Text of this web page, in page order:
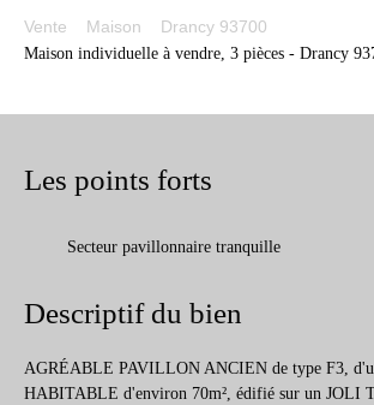
Vente Maison
Drancy 93700
Maison individuelle à vendre, 3 pièces - Drancy
Les points forts
Secteur pavillonnaire tranquille
Descriptif du bien
AGRÉABLE PAVILLON ANCIEN de type F3,
HABITABLE d'environ 70m², édifié sur un JOLI